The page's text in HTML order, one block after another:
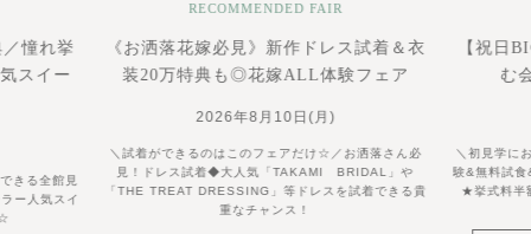
憧れ挙
スイー
きる全館見
ー人気スイ
RECOMMENDED FAIR
《お洒落花嫁必見》新作ドレス試着＆衣
装20万特典も◎花嫁ALL体験フェア
2026年8月10日(月)
＼試着ができるのはこのフェアだけ☆／お洒落さん必
見！ドレス試着◆大人気「TAKAMI BRIDAL」や
「THE TREAT DRESSING」等ドレスを試着できる貴
重なチャンス！
【祝日
む
＼初見学に
験&無料試
★挙式料半